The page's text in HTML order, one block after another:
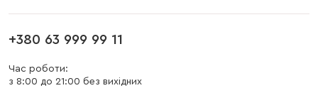
Оплата
Блог
+380 63 999 99 11
Час роботи:
з 8:00 до 21:00 без вихідних